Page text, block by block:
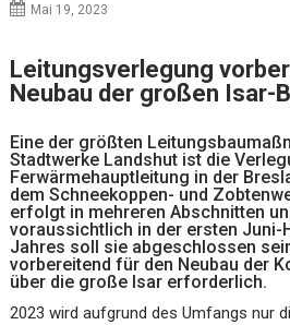
Mai 19, 2023
Leitungsverlegung
Neubau der großen Isar-
Eine der größten
Stadtwerke Landshut ist die
Ferwärmehauptleitung in der
dem Schneekoppen- und
erfolgt in mehreren Abschnitten
voraussichtlich in der ersten Juni-
Jahres soll sie abgeschlossen
vorbereitend für den Neubau der
über die große Isar erforderlich.
2023 wird aufgrund des Umfangs nur